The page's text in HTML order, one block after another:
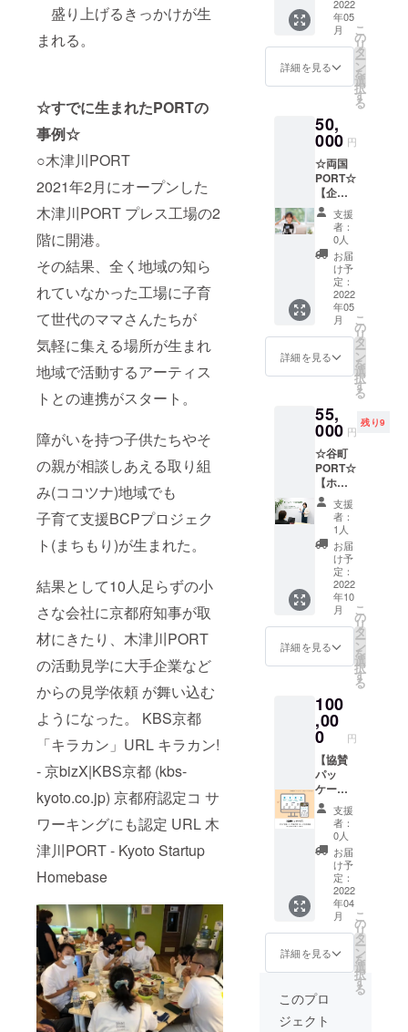
盛り上げるきっかけが生
まれる。
☆すでに生まれたPORTの
事例☆
○木津川PORT
2021年2月にオープンした
木津川PORT プレス工場の2
階に開港。
その結果、全く地域の知ら
れていなかった工場に子育
て世代のママさんたちが
気軽に集える場所が生まれ
地域で活動するアーティス
トとの連携がスタート。
障がいを持つ子供たちやそ
の親が相談しあえる取り組
み(ココツナ)地域でも
子育て支援BCPプロジェク
ト(まちもり)が生まれた。
結果として10人足らずの小
さな会社に京都府知事が取
材にきたり、木津川PORT
の活動見学に大手企業など
からの見学依頼 が舞い込む
ようになった。 KBS京都
「キラカン」URL キラカン!
- 京bizX|KBS京都 (kbs-
kyoto.co.jp) 京都府認定コ サ
ワーキングにも認定 URL 木
津川PORT - Kyoto Startup
Homebase
ンライ
ンでや
り取り
らいた
だいた
ターを
その場
で加工
しお送
りする
ことも
可能で
す。 入
稿デー
ターは
基本
携帯等
で撮影
した
デー
ター
か、
jpeg・
PDFと
す。 印
刷でき
る最大
サイズ
はA4サ
イズと
なりま
す。 写
真等の
元デー
ターと
印刷の
色味が
多少異
なる場
合があ
ります
このリ
ターン
択の場
合は後
日詳細
のやり
取りを
させて
いただ
くこと
となり
ますの
で、ご
理解の
上で ご
選択く
ださ
い。 ※
表示価
格は送
料・税
込みで
す。
「赤、
青、黄
色」の
５色
ク お
得セッ
ト内
容・合
計54
枚】 レ
ギュ
ラー /
40枚
ハー
フ /
10枚 ト
ライア
ングル
Ｌ /
ライア
ングル
2
枚
【発送
方法】
こちら
の段ブ
ロック
を平ら
なまま
（組み
立てな
い状態
で）段
ボール
に梱包
して、
お届け
いたし
組み立
て作業
から楽
しんで
いただ
けま
す！ ※
送料
込・税
込の価
格で
す。
代わ
り、社
員さん
地域連
携等の
どご要
望に応
じ対応
いたし
ます。
注意 公
序良俗
に反す
る内
容、法
令に違
反する
内容な
どはお
ん ま
た、明
いてい
ないよ
うな力
仕事
や、大
きくイ
メージ
を損な
うよう
な依頼
につい
てもお
断りす
る場合
がござ
ので、
ご理解
ろしく
お願い
いたし
ます。
年間150
日は日
本各地
北から
南ま
で！ ど
こかで
登壇し
たり指
導して
います
コンサ
ル活動
はこち
らのHP
くださ
い。
ご購入
後に別
途電話
か
ZOOM
せてい
ただき
注意 マ
ルシェ
会場ま
での交
通費や
期間中
の滞在
費、 出
展に関
わるそ
の他の
費用な
いて は
自己負
出展が
不可能
な内容
につい
て 飲食
や調理
を伴う
ブース
は出展
できま
せん
（パッ
ケージ
ングさ
キー等
の食品
序良俗
に反す
る内
容、法
令に違
反する
内容も
不可と
させて
いただ
きま
す。 マ
ルシェ
の詳細
につい
去年の
物で
年夏に
一般近
好きな
サイズ
の ハン
ガー
ラック
す。 工
場の現
接、塗
装をし
て自分
だけの
ハン
ガー
ラック
を作っ
てくだ
さい
ね。 材
料：鉄
筋棒・
木材
間：3〜
4時間程
度 内
容：①
鉄筋の
切断
②切断
面をヤ
スリで
仕上げ
る
③鉄筋
を溶接
④でき
を塗装
する
⑤木材
をヤス
リで仕
上げる
⑥木材
に留め
金具を
取り付
ける 場
所：御
PORT（
社
MACHI
内）
東大阪
ショッ
プ１日
コー
ス】 デ
ザイン
思考の
プで
は、
「サセ
ナビリ
ティ」
や「ダ
イバー
ティ」
などに
関心の
高い、
リアル
なZ世代
の声を
聞くこ
とでき
ク
ショッ
れ＞
①「事
前ワー
ク」：
弊社イ
ンター
ン生が
課題に
対する
イン
プット
やリ
サーチ
を行い
ショッ
プ」：
企業×イ
ン生メ
ンバー
で取り
組む
「ワー
ショッ
プ」を
実施し
アウト
プット
を発
表。
③「ア
ト」最
は、弊
2022
年05
月
詳細を見る
こ
の
リ
タ
ー
ン
を
選
択
す
る
50,
000 円
☆両国
PORT☆
【企業
PV制作
セッ
ト】 Z
世代学
生イン
ターン
生が御
社の
ショー
ト
PV（90
秒以
ます。
オフィ
ス（工
場）VR
撮影も
可能で
す。 イ
ンター
ン生
（大学
生中
心）が
撮影す
ること
で、就
活生目
線の情
ロナ禍
で学生
との接
点が減
る中、
動画で
自社の
魅力を
知って
もらう
機会の
広がり
が期待
できま
す。 ※
日程は
別途ご
相談
年5月〜
10月の
間の期
支援
者：
0人
お届
け予
定：
2022
年05
月
詳細を見る
こ
の
リ
タ
ー
ン
を
選
択
す
る
55,
000 円
残り9
☆谷町
PORT☆
【ホー
ムペー
ジ活用
講座
（個別
座）】
ホーム
ページ
をうま
く活用
できて
いな
やって
運用し
たら良
いのか
わから
な
い。。
。 そん
なお困
りごと
のある
方向け
の特別
講座で
す。 こ
の講座
では 今
ある
ホーム
のお困
りごと
に対す
支援
者：
1人
お届
け予
定：
2022
年10
月
詳細を見る
こ
の
リ
タ
ー
ン
を
選
択
す
る
100
,00
0 円
【協賛
パッ
ケー
ジ】
PORT連
携HPに
支援企
業バ
ナー広
告を掲
載＋お
礼状
PORT構
想をご
支援い
皆様へ
感謝の
気持ち
支援
者：
0人
お届
け予
定：
2022
年04
月
詳細を見る
こ
の
リ
タ
ー
ン
を
選
択
す
る
このプロ
ジェクト